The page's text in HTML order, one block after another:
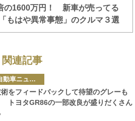
の1600万円！ 新車が売ってる
もはや異常事態」のクルマ３選
関連記事
最新自動車ニュース
術をフィードバックして待望のグレーも
トヨタGR86の一部改良が盛りだくさん